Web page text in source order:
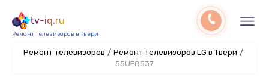
tv-iq.ru
Ремонт телевизоров в Твери
Ремонт телевизоров / Ремонт телевизоров LG в Твери /
55UF8537